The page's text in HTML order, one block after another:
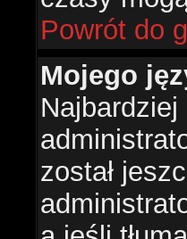
Powrót do
Mojego
został